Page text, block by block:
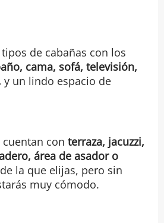
de cabañas con los
cama, sofá, televisión,
y un lindo espacio de
con terraza, jacuzzi,
área de asador o
la que elijas, pero sin
muy cómodo.